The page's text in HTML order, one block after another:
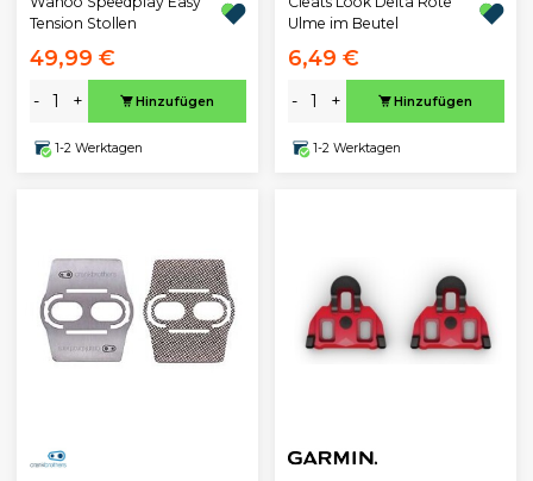
Tension Stollen
49,99 €
- + Hinzufügen
1-2 Werktagen
Ulme im Beutel
6,49 €
- + Hinzufügen
1-2 Werktagen